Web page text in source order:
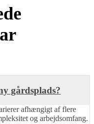
gårdsplads?
afhængigt af flere
og arbejdsomfang.